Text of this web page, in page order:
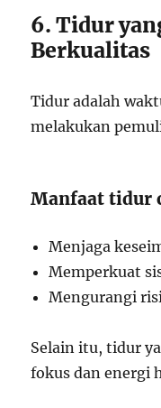
6. Tidur
Berkualitas
Tidur adalah
melakukan
Manfaat tidur
Menjaga
Memperkuat
Mengurangi
Selain itu, tidur
fokus dan energi